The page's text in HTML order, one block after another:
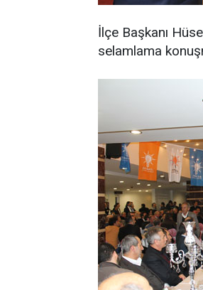
İlçe Başkanı
selamlama